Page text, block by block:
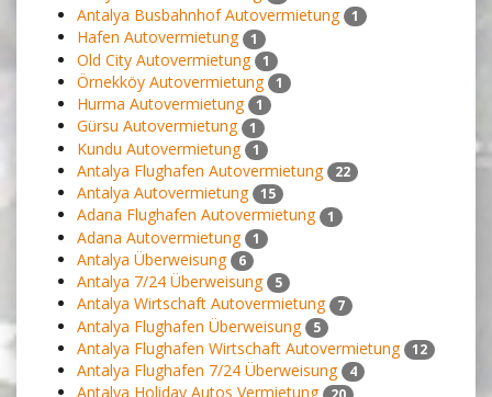
Antalya Busbahnhof Autovermietung 1
Hafen Autovermietung 1
Old City Autovermietung 1
Örnekköy Autovermietung 1
Hurma Autovermietung 1
Gürsu Autovermietung 1
Kundu Autovermietung 1
Antalya Flughafen Autovermietung 22
Antalya Autovermietung 15
Adana Flughafen Autovermietung 1
Adana Autovermietung 1
Antalya Überweisung 6
Antalya 7/24 Überweisung 5
Antalya Wirtschaft Autovermietung 7
Antalya Flughafen Überweisung 5
Antalya Flughafen Wirtschaft Autovermietung 12
Antalya Flughafen 7/24 Überweisung 4
Antalya Holiday Autos Vermietung